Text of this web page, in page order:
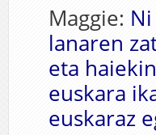
Maggie:
lanaren
eta
euskara
euskaraz